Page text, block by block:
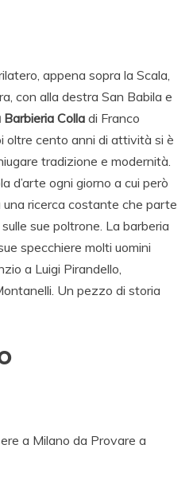
appena sopra la Scala,
con alla destra San Babila e
Colla di Franco
oltre cento anni di attività si è
tradizione e modernità.
d’arte ogni giorno a cui però
ricerca costante che parte
sue poltrone. La barberia
specchiere molti uomini
a Luigi Pirandello,
Un pezzo di storia